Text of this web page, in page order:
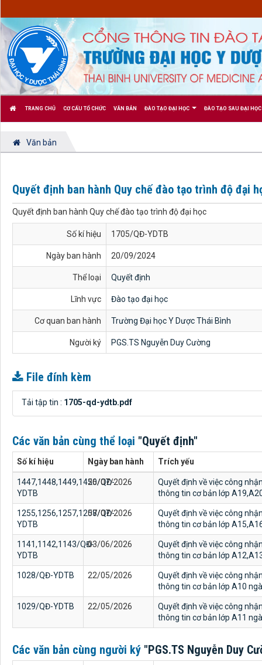
TRANG CHỦ CƠ CẤU TỔ CHỨC VĂN BẢN ĐÀO TẠO ĐẠI HỌC ĐÀO TẠO SAU ĐẠI HỌC
Văn bản
Quyết định ban hành Quy chế đào tạo trình độ đại
Quyết định ban hành Quy chế đào tạo trình độ đại học
Số kí hiệu 1705/QĐ-YDTB
Ngày ban hành 20/09/2024
Thể loại Quyết định
Lĩnh vực Đào tạo đại học
Cơ quan ban hành Trường Đại học Y Dược Thái Bình
Người ký PGS.TS Nguyễn Duy Cường
File đính kèm
Tải tập tin : 1705-qd-ydtb.pdf
Các văn bản cùng thể loại "Quyết định"
Số kí hiệu Ngày ban hành Trích yếu
1447,1448,1449,1450/QĐ-
YDTB
26/07/2026
Quyết định về việc công
thông tin cơ bản lớp
1255,1256,1257,1258/QĐ-
YDTB
07/07/2026
Quyết định về việc công
thông tin cơ bản lớp
1141,1142,1143/QĐ-
YDTB
03/06/2026
Quyết định về việc công
thông tin cơ bản lớp
1028/QĐ-YDTB 22/05/2026
Quyết định về việc công
thông tin cơ bản lớp A10
1029/QĐ-YDTB 22/05/2026
Quyết định về việc công
thông tin cơ bản lớp A11
Các văn bản cùng người ký "PGS.TS Nguyễn Duy